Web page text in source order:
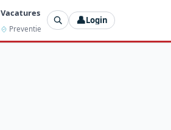
Vacatures
Preventie
👤Login